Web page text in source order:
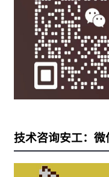
技术咨询安工：微